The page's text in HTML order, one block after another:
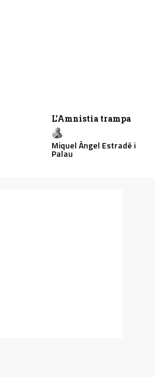
L’Amnistia trampa
Miquel Àngel Estradé i
Palau